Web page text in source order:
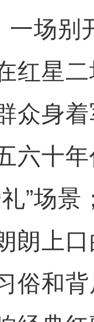
场别
红星
众身
六十
”场
朗上
俗和